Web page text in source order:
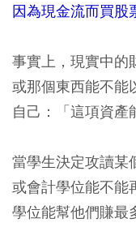
因為現金流而買股
事實上，現實中的
或那個東西能不能
自己：「這項資產
當學生決定攻讀某
或會計學位能不能
學位能幫他們賺最